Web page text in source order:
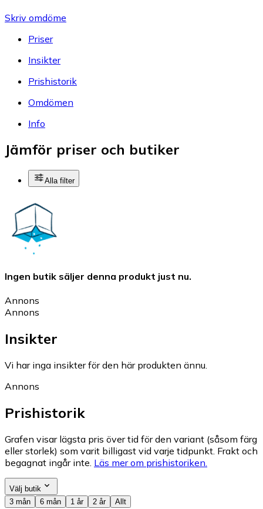
Skriv omdöme
Priser
Insikter
Prishistorik
Omdömen
Info
Jämför priser och butiker
Alla filter
Ingen butik säljer denna produkt just nu.
Annons
Annons
Insikter
Vi har inga insikter för den här produkten ännu.
Annons
Prishistorik
Grafen visar lägsta pris över tid för den variant (såsom färg
eller storlek) som varit billigast vid varje tidpunkt. Frakt och
begagnat ingår inte. Läs mer om prishistoriken.
Välj butik
3 mån
6 mån 1 år 2 år Allt